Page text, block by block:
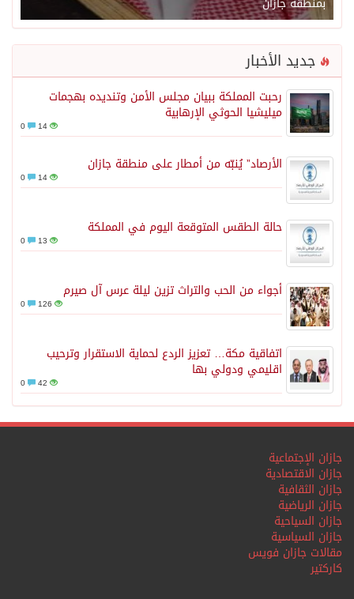
جديد الأخبار
رحبت المملكة ببيان مجلس الأمن وتنديده بهجمات
ميليشيا الحوثي الإرهابية
14
الأرصاد” يُنبّه من أمطار على منطقة جازان
14
حالة الطقس المتوقعة اليوم في المملكة
13
أجواء من الحب والتراث تزين ليلة عرس آل صيرم
126
اتفاقية مكة… تعزيز الردع لحماية الاستقرار وترحيب
اقليمي ودولي بها
42
جازان الإجتماعية
جازان الاقتصادية
جازان الثقافية
جازان الرياضية
جازان السياحية
جازان السياسية
مقالات جازان فويس
كاركتير